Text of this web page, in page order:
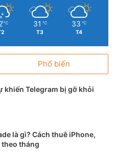
℃ 31 ℃
T3
33 ℃
T4
Phổ biến
khiến Telegram bị gỡ khỏi
là gì? Cách thuê iPhone,
theo tháng